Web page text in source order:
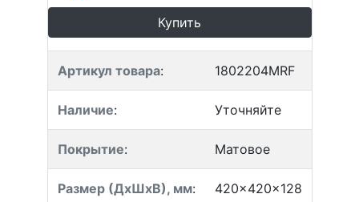
Купить
Артикул товара: 1802204MRF
Наличие: Уточняйте
Покрытие: Матовое
Размер (ДхШхВ), мм: 420x420x128